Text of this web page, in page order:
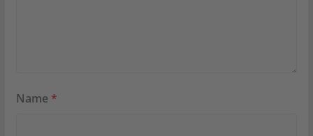
Name *